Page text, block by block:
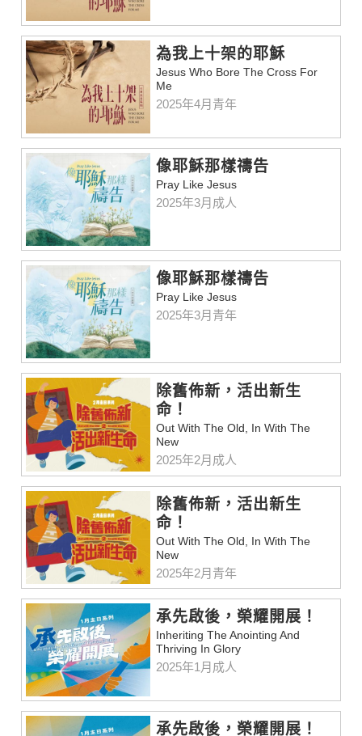
為我上十架的耶穌
Jesus Who Bore The Cross For
Me
2025年4月青年
像耶穌那樣禱告
Pray Like Jesus
2025年3月成人
像耶穌那樣禱告
Pray Like Jesus
2025年3月青年
除舊佈新，活出新生
命！
Out With The Old, In With The
New
2025年2月成人
除舊佈新，活出新生
命！
Out With The Old, In With The
New
2025年2月青年
承先啟後，榮耀開展！
Inheriting The Anointing And
Thriving In Glory
2025年1月成人
承先啟後，榮耀開展！